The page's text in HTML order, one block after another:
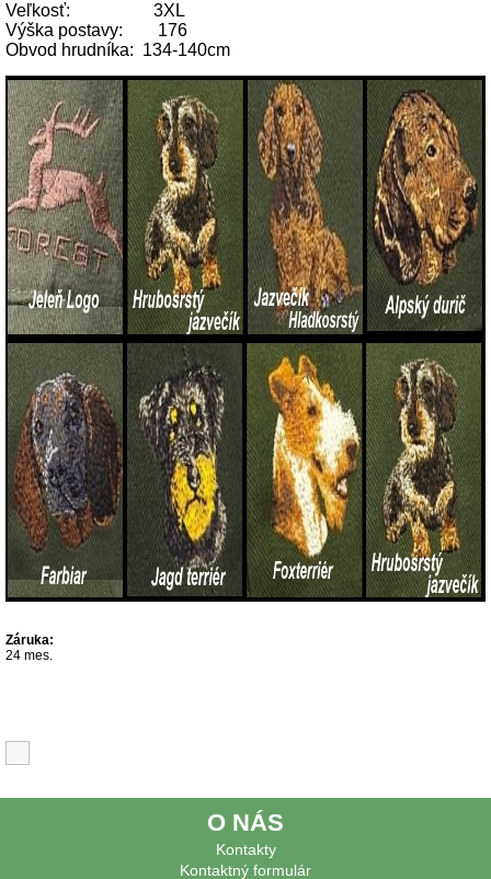
Veľkosť: 3XL
Výška postavy: 176
Obvod hrudníka: 134-140cm
Záruka:
24 mes.
O NÁS
Kontakty
Kontaktný formulár